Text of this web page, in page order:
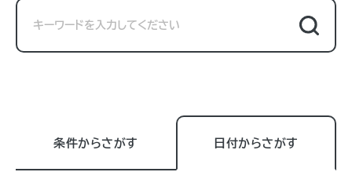
条件からさがす 日付からさがす